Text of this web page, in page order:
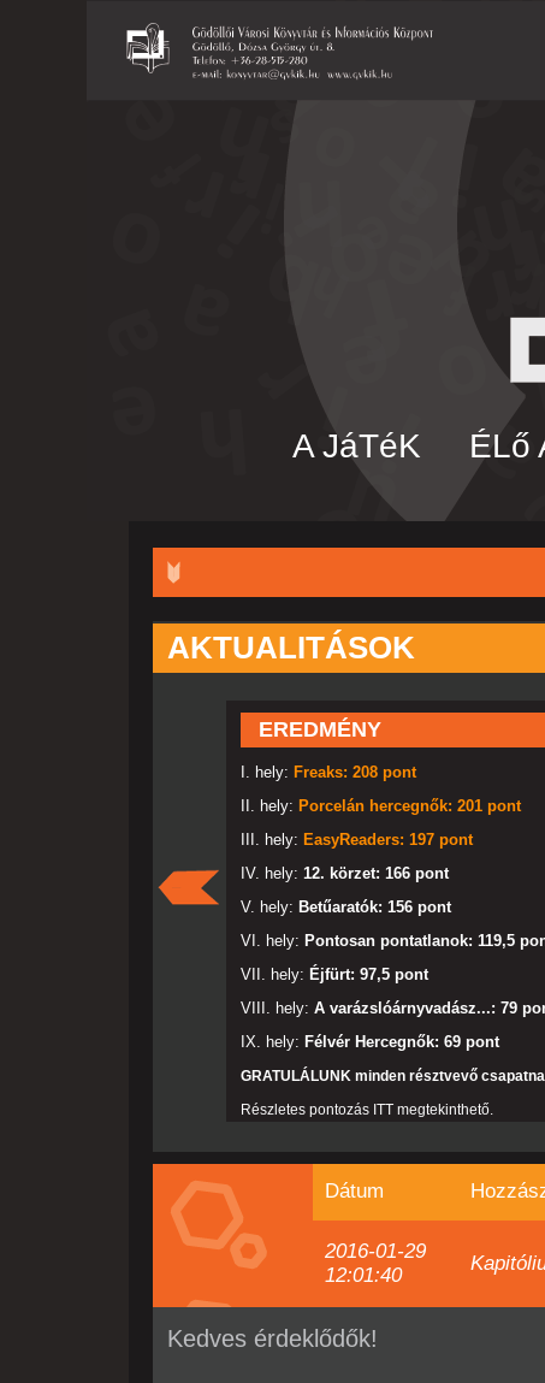
A JáTéK ÉLő
AKTUALITÁSOK
EREDMÉNY
I. hely: Freaks: 208 pont
II. hely: Porcelán hercegnők: 201 pont
III. hely: EasyReaders: 197 pont
IV. hely: 12. körzet: 166 pont
V. hely: Betűaratók: 156 pont
VI. hely: Pontosan pontatlanok: 119,5
VII. hely: Éjfürt: 97,5 pont
VIII. hely: A varázslóárnyvadász...: 79
IX. hely: Félvér Hercegnők: 69 pont
GRATULÁLUNK minden résztvevő
Részletes pontozás ITT megtekinthető.
Dátum
2016-01-29
12:01:40
Kedves érdeklődők!